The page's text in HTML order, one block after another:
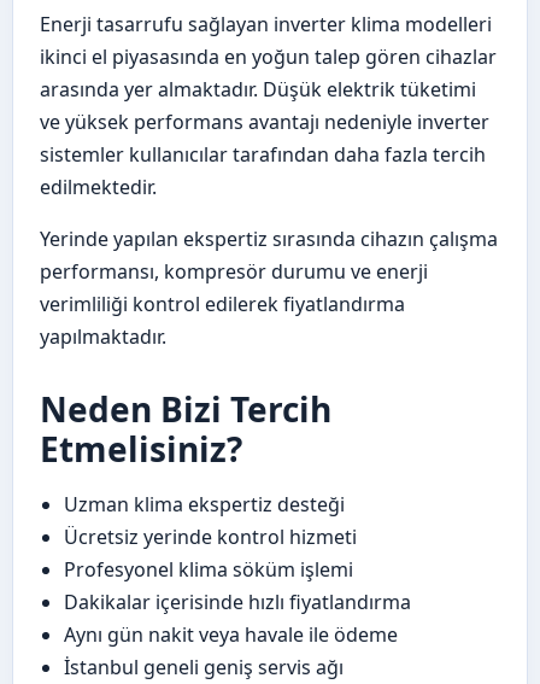
Enerji tasarrufu sağlayan inverter klima modelleri
ikinci el piyasasında en yoğun talep gören cihazlar
arasında yer almaktadır. Düşük elektrik tüketimi
ve yüksek performans avantajı nedeniyle inverter
sistemler kullanıcılar tarafından daha fazla tercih
edilmektedir.
Yerinde yapılan ekspertiz sırasında cihazın çalışma
performansı, kompresör durumu ve enerji
verimliliği kontrol edilerek fiyatlandırma
yapılmaktadır.
Neden Bizi Tercih
Etmelisiniz?
Uzman klima ekspertiz desteği
Ücretsiz yerinde kontrol hizmeti
Profesyonel klima söküm işlemi
Dakikalar içerisinde hızlı fiyatlandırma
Aynı gün nakit veya havale ile ödeme
İstanbul geneli geniş servis ağı